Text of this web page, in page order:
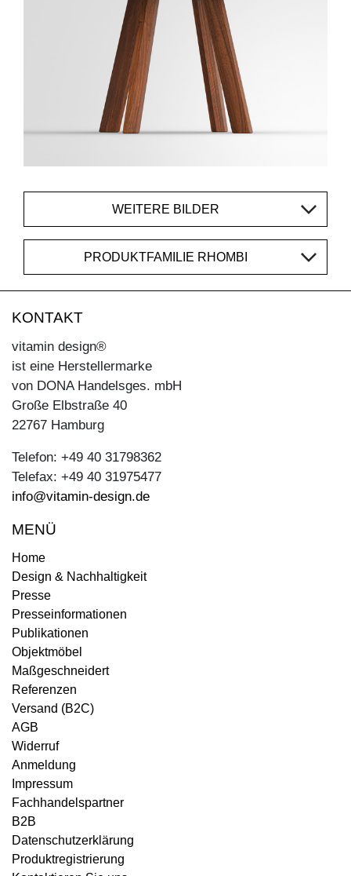
WEITERE BILDER
PRODUKTFAMILIE RHOMBI
KONTAKT
vitamin design®
ist eine Herstellermarke
von DONA Handelsges. mbH
Große Elbstraße 40
22767 Hamburg
Telefon: +49 40 31798362
Telefax: +49 40 31975477
info@vitamin-design.de
MENÜ
Home
Design & Nachhaltigkeit
Presse
Presseinformationen
Publikationen
Objektmöbel
Maßgeschneidert
Referenzen
Versand (B2C)
AGB
Widerruf
Anmeldung
Impressum
Fachhandelspartner
B2B
Datenschutzerklärung
Produktregistrierung